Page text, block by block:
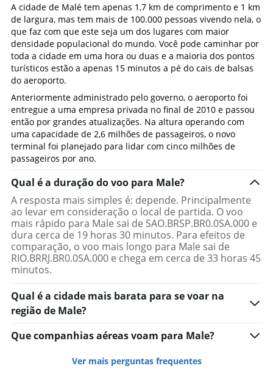
A cidade de Malé tem apenas 1,7 km de comprimento e 1 km
de largura, mas tem mais de 100.000 pessoas vivendo nela, o
que faz com que este seja um dos lugares com maior
densidade populacional do mundo. Você pode caminhar por
toda a cidade em uma hora ou duas e a maioria dos pontos
turísticos estão a apenas 15 minutos a pé do cais de balsas
do aeroporto.
Anteriormente administrado pelo governo, o aeroporto foi
entregue a uma empresa privada no final de 2010 e passou
então por grandes atualizações. Na altura operando com
uma capacidade de 2,6 milhões de passageiros, o novo
terminal foi planejado para lidar com cinco milhões de
passageiros por ano.
Qual é a duração do voo para Male?
A resposta mais simples é: depende. Principalmente
ao levar em consideração o local de partida. O voo
mais rápido para Male sai de SAO.BRSP.BR0.0SA.000 e
dura cerca de 19 horas 30 minutos. Para efeitos de
comparação, o voo mais longo para Male sai de
RIO.BRRJ.BR0.0SA.000 e chega em cerca de 33 horas 45
minutos.
Qual é a cidade mais barata para se voar na
região de Male?
Que companhias aéreas voam para Male?
Ver mais perguntas frequentes